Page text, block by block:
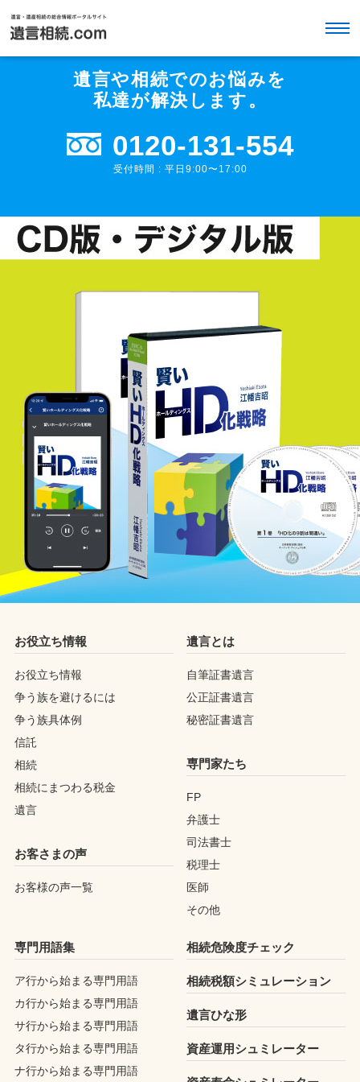
遺言や相続でのお悩みを
私達が解決します。
0120-131-554
受付時間 : 平日9:00〜17:00
お役立ち情報
お役立ち情報
争う族を避けるには
争う族具体例
信託
相続
相続にまつわる税金
遺言
お客さまの声
お客様の声一覧
遺言とは
自筆証書遺言
公正証書遺言
秘密証書遺言
専門家たち
FP
弁護士
司法書士
税理士
医師
その他
専門用語集
ア行から始まる専門用語
カ行から始まる専門用語
サ行から始まる専門用語
タ行から始まる専門用語
ナ行から始まる専門用語
相続危険度チェック
相続税額シミュレーション
遺言ひな形
資産運用シュミレーター